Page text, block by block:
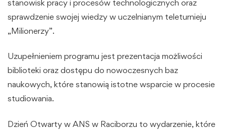
stanowisk pracy i procesów technologicznych oraz
sprawdzenie swojej wiedzy w uczelnianym teleturnieju
„Milionerzy”.
Uzupełnieniem programu jest prezentacja możliwości
biblioteki oraz dostępu do nowoczesnych baz
naukowych, które stanowią istotne wsparcie w procesie
studiowania.
Dzień Otwarty w ANS w Raciborzu to wydarzenie, które